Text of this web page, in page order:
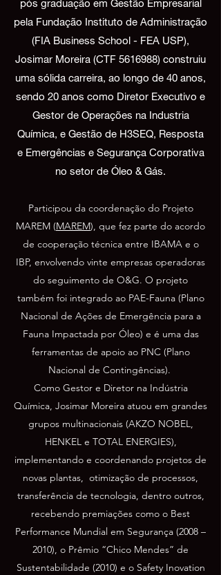
pós graduação em Gestão Empresarial
pela Fundação Instituto de Administração
(FIA Business School - FEA USP),
Josimar Moreira (CTF 5616988) construiu
uma sólida carreira, ao longo de 40 anos,
sendo 20 anos como Diretor Executivo e
Gestor de Operações na Industria
Química, e Gestão de H3SEQ, Resposta
e Emergências e Segurança Corporativa
no setor de Óleo & Gás.
Participou da coordenação do Projeto
MAREM (MAREM), que fez parte do acordo
de cooperação técnica entre IBAMA e o
IBP, envolvendo vinte empresas operadoras
do seguimento de O&G. O projeto
também foi integrado ao PAE-Fauna (Plano
Nacional de Ações de Emergência para a
Fauna Impactada por Óleo) e é uma das
ferramentas de apoio ao PNC (Plano
Nacional de Contingências).
Como Gestor e Diretor na Indústria
Química, Josimar Moreira atuou em grandes
grupos multinacionais (AKZO NOBEL,
HENKEL e TOTAL ENERGIES),
implementando e coordenando projetos de
novas plantas, otimização de processos,
transferência de tecnologia, dentro outros,
recebendo premiações como o Best
Performance Mundial em Segurança (2008 –
2010), o Prêmio “Chico Mendes” de
Sustentabilidade (2010) e o Safety Inovation